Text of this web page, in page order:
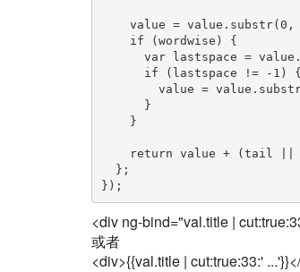
value = value.substr(0,
if (wordwise) {
var lastspace =
if (lastspace != -1) {
value =
}
}
return value + (tail ||
};
});
<div ng-bind="val.title |
或者
<div>{{val.title | cut:true:33:'